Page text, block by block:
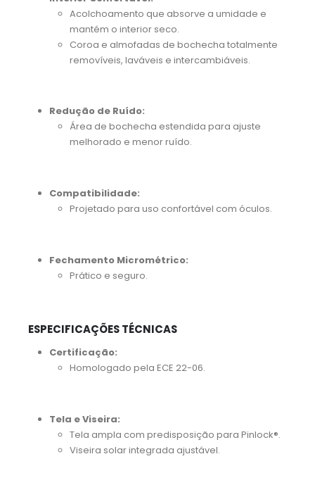
Acolchoamento que absorve a umidade e
mantém o interior seco.
Coroa e almofadas de bochecha totalmente
removíveis, laváveis e intercambiáveis.
Redução de Ruído:
Área de bochecha estendida para ajuste
melhorado e menor ruído.
Compatibilidade:
Projetado para uso confortável com óculos.
Fechamento Micrométrico:
Prático e seguro.
ESPECIFICAÇÕES TÉCNICAS
Certificação:
Homologado pela ECE 22-06.
Tela e Viseira:
Tela ampla com predisposição para Pinlock®.
Viseira solar integrada ajustável.